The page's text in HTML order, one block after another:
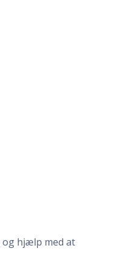
og hjælp med at